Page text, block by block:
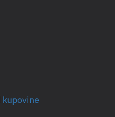
kupovine